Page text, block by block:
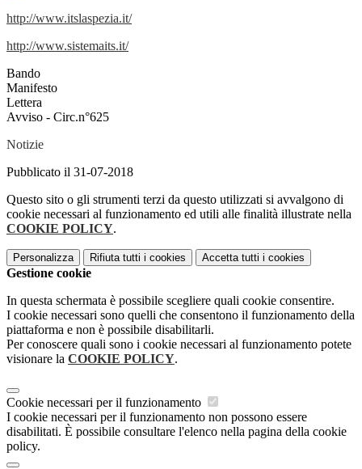
http://www.itslaspezia.it/
http://www.sistemaits.it/
Bando
Manifesto
Lettera
Avviso - Circ.n°625
Notizie
Pubblicato il 31-07-2018
Questo sito o gli strumenti terzi da questo utilizzati si avvalgono di
cookie necessari al funzionamento ed utili alle finalità illustrate nella
COOKIE POLICY.
Personalizza Rifiuta tutti i cookies Accetta tutti i cookies
Gestione cookie
In questa schermata è possibile scegliere quali cookie consentire.
I cookie necessari sono quelli che consentono il funzionamento della
piattaforma e non è possibile disabilitarli.
Per conoscere quali sono i cookie necessari al funzionamento potete
visionare la COOKIE POLICY.
Cookie necessari per il funzionamento
I cookie necessari per il funzionamento non possono essere
disabilitati. È possibile consultare l'elenco nella pagina della cookie
policy.